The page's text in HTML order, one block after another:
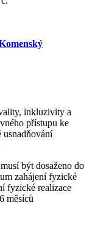
inkluzivity a
přístupu ke
být dosaženo do
zahájení fyzické
fyzické realizace
měsíců